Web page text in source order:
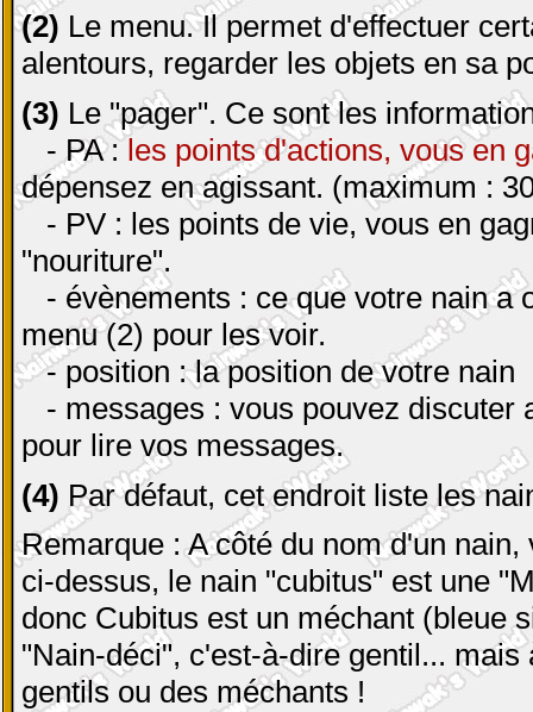
(2) Le menu. Il permet d'effectuer
alentours, regarder les objets en sa
(3) Le "pager". Ce sont les
- PA :les points d'actions, vous en
dépensez en agissant. (maximum :
- PV : les points de vie, vous en
"nouriture".
- évènements : ce que votre nain a
menu (2) pour les voir.
- position : la position de votre nain
- messages : vous pouvez discuter
pour lire vos messages.
(4) Par défaut, cet endroit liste les
Remarque : A côté du nom d'un
ci-dessus, le nain "cubitus" est une
donc Cubitus est un méchant (bleue
"Nain-déci", c'est-à-dire gentil...
gentils ou des méchants !